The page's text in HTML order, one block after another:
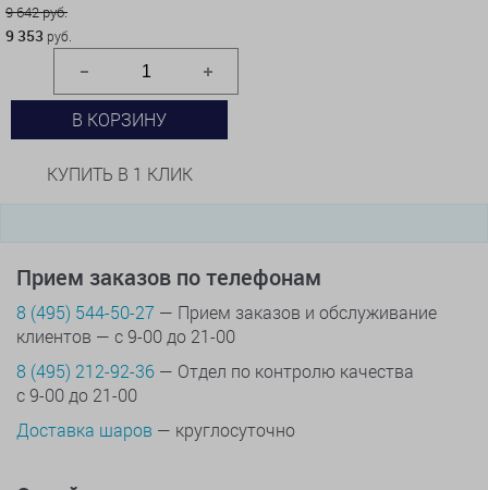
9 642 руб.
9 353 руб.
В КОРЗИНУ
КУПИТЬ В 1 КЛИК
Прием заказов по телефонам
8 (495) 544-50-27 — Прием заказов и обслуживание
клиентов — с 9-00 до 21-00
8 (495) 212-92-36 — Отдел по контролю качества
с 9-00 до 21-00
Доставка шаров — круглосуточно